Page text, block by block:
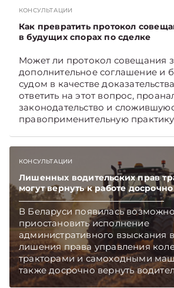
компании «Экономические
ТАБАЛА. Подписывайтесь на
Viber. Главное об экономике
КОНСУЛЬТАЦИИ
Как превратить протокол
в будущих спорах по сделке
Может ли протокол совещания
дополнительное соглашение и
судом в качестве
ответить на этот вопрос,
законодательство и
правоприменительную
Главное об экономике
чем в новостях TelegramViber
КОНСУЛЬТАЦИИ
Лишенных водительских прав
могут вернуть к работе досрочно
В Беларуси появилась
приостановить исполнение
административного взыскания
лишения права управления
тракторами и самоходными
также досрочно вернуть
Механизм предусмотрен в